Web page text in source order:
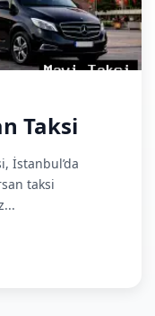
Taksi
İstanbul’da
taksi